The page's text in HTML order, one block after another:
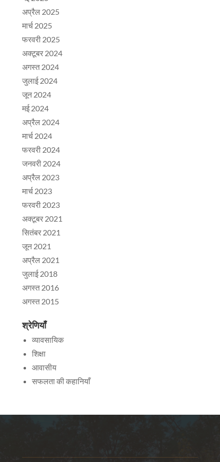
अप्रैल 2025
मार्च 2025
फरवरी 2025
अक्टूबर 2024
अगस्त 2024
जुलाई 2024
जून 2024
मई 2024
अप्रैल 2024
मार्च 2024
फरवरी 2024
जनवरी 2024
अप्रैल 2023
मार्च 2023
फरवरी 2023
अक्टूबर 2021
सितंबर 2021
जून 2021
अप्रैल 2021
जुलाई 2018
अगस्त 2016
अगस्त 2015
श्रेणियाँ
व्यावसायिक
शिक्षा
आवासीय
सफलता की कहानियाँ